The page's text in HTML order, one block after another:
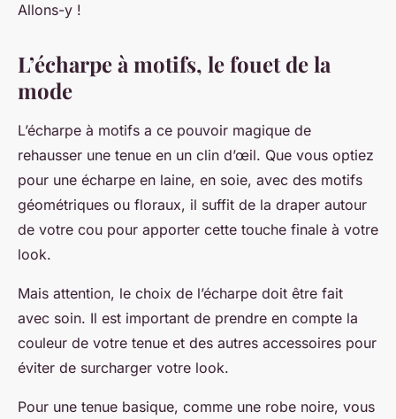
Allons-y !
L’écharpe à motifs, le fouet de la
mode
L’écharpe à motifs a ce pouvoir magique de
rehausser une tenue en un clin d’œil. Que vous optiez
pour une écharpe en laine, en soie, avec des motifs
géométriques ou floraux, il suffit de la draper autour
de votre cou pour apporter cette touche finale à votre
look.
Mais attention, le choix de l’écharpe doit être fait
avec soin. Il est important de prendre en compte la
couleur de votre tenue et des autres accessoires pour
éviter de surcharger votre look.
Pour une tenue basique, comme une robe noire, vous